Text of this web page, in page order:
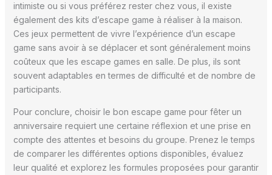
intimiste ou si vous préférez rester chez vous, il existe
également des kits d’escape game à réaliser à la maison.
Ces jeux permettent de vivre l’expérience d’un escape
game sans avoir à se déplacer et sont généralement moins
coûteux que les escape games en salle. De plus, ils sont
souvent adaptables en termes de difficulté et de nombre de
participants.
Pour conclure, choisir le bon escape game pour fêter un
anniversaire requiert une certaine réflexion et une prise en
compte des attentes et besoins du groupe. Prenez le temps
de comparer les différentes options disponibles, évaluez
leur qualité et explorez les formules proposées pour garantir